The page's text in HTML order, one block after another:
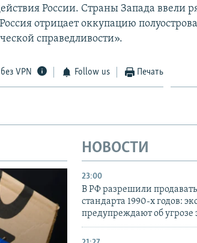
России. Страны Запада ввели
отрицает оккупацию
справедливости».
VPN Follow us Печать
НОВОСТИ
23:00
В РФ разрешили
стандарта 1990-х годов:
предупреждают об угрозе